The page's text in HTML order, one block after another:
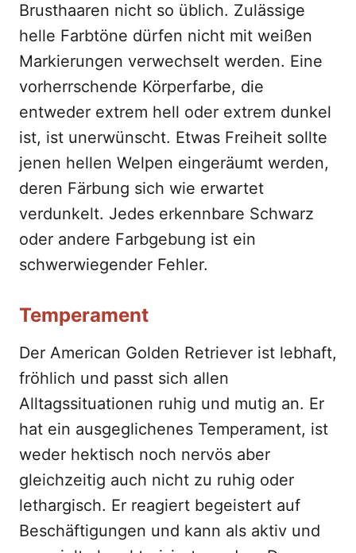
Brusthaaren nicht so üblich. Zulässige
helle Farbtöne dürfen nicht mit weißen
Markierungen verwechselt werden. Eine
vorherrschende Körperfarbe, die
entweder extrem hell oder extrem dunkel
ist, ist unerwünscht. Etwas Freiheit sollte
jenen hellen Welpen eingeräumt werden,
deren Färbung sich wie erwartet
verdunkelt. Jedes erkennbare Schwarz
oder andere Farbgebung ist ein
schwerwiegender Fehler.
Temperament
Der American Golden Retriever ist lebhaft,
fröhlich und passt sich allen
Alltagssituationen ruhig und mutig an. Er
hat ein ausgeglichenes Temperament, ist
weder hektisch noch nervös aber
gleichzeitig auch nicht zu ruhig oder
lethargisch. Er reagiert begeistert auf
Beschäftigungen und kann als aktiv und